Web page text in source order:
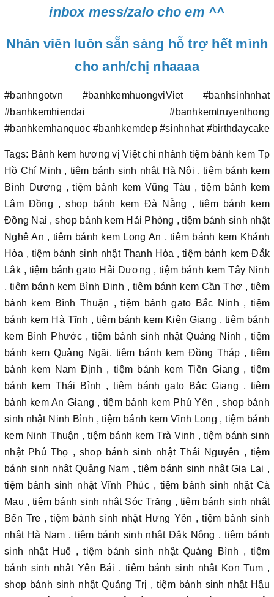
inbox mess/zalo cho em ^^
Nhân viên luôn sẵn sàng hỗ trợ hết mình
cho anh/chị nhaaaa
#banhngotvn #banhkemhuongviViet #banhsinhnhat
#banhkemhiendai #banhkemtruyenthong
#banhkemhanquoc #banhkemdep #sinhnhat #birthdaycake
Tags: Bánh kem hương vị Việt chi nhánh tiệm bánh kem Tp
Hồ Chí Minh , tiệm bánh sinh nhật Hà Nội , tiệm bánh kem
Bình Dương , tiệm bánh kem Vũng Tàu , tiệm bánh kem
Lâm Đồng , shop bánh kem Đà Nẵng , tiệm bánh kem
Đồng Nai , shop bánh kem Hải Phòng , tiệm bánh sinh nhật
Nghệ An , tiệm bánh kem Long An , tiệm bánh kem Khánh
Hòa , tiệm bánh sinh nhật Thanh Hóa , tiệm bánh kem Đắk
Lắk , tiệm bánh gato Hải Dương , tiệm bánh kem Tây Ninh
, tiệm bánh kem Bình Định , tiệm bánh kem Cần Thơ , tiệm
bánh kem Bình Thuận , tiệm bánh gato Bắc Ninh , tiệm
bánh kem Hà Tĩnh , tiệm bánh kem Kiên Giang , tiệm bánh
kem Bình Phước , tiệm bánh sinh nhật Quảng Ninh , tiệm
bánh kem Quảng Ngãi, tiệm bánh kem Đồng Tháp , tiệm
bánh kem Nam Định , tiệm bánh kem Tiền Giang , tiệm
bánh kem Thái Bình , tiệm bánh gato Bắc Giang , tiệm
bánh kem An Giang , tiệm bánh kem Phú Yên , shop bánh
sinh nhật Ninh Bình , tiệm bánh kem Vĩnh Long , tiệm bánh
kem Ninh Thuận , tiệm bánh kem Trà Vinh , tiệm bánh sinh
nhật Phú Thọ , shop bánh sinh nhật Thái Nguyên , tiệm
bánh sinh nhật Quảng Nam , tiệm bánh sinh nhật Gia Lai ,
tiệm bánh sinh nhật Vĩnh Phúc , tiệm bánh sinh nhật Cà
Mau , tiệm bánh sinh nhật Sóc Trăng , tiệm bánh sinh nhật
Bến Tre , tiệm bánh sinh nhật Hưng Yên , tiệm bánh sinh
nhật Hà Nam , tiệm bánh sinh nhật Đắk Nông , tiệm bánh
sinh nhật Huế , tiệm bánh sinh nhật Quảng Bình , tiệm
bánh sinh nhật Yên Bái , tiệm bánh sinh nhật Kon Tum ,
shop bánh sinh nhật Quảng Trị , tiệm bánh sinh nhật Hậu